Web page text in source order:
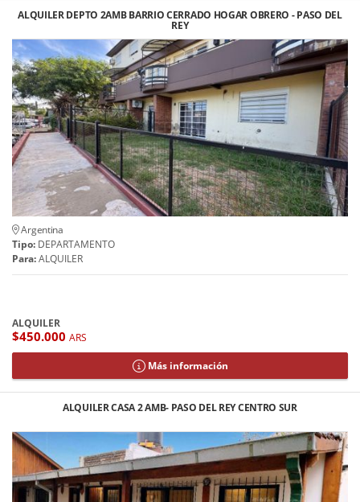
ALQUILER DEPTO 2AMB BARRIO CERRADO HOGAR OBRERO - PASO DEL
REY
Argentina
Tipo: DEPARTAMENTO
Para:ALQUILER
ALQUILER
$450.000 ARS
Más información
ALQUILER CASA 2 AMB- PASO DEL REY CENTRO SUR